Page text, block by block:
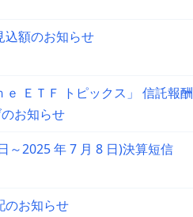
込額のお知らせ
ｅ ＥＴＦ トピックス」 信託報酬
お知らせ
～2025 年 7 月 8 日)決算短信
のお知らせ